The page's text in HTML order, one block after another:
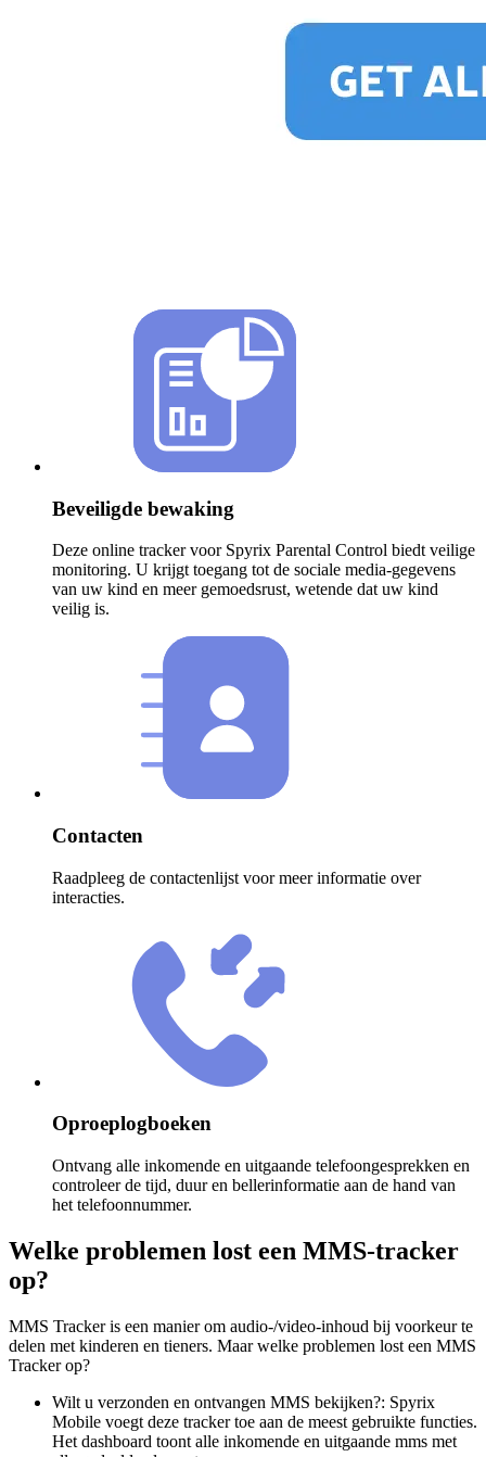
Beveiligde bewaking
Deze online tracker voor Spyrix Parental Control biedt veilige
monitoring. U krijgt toegang tot de sociale media-gegevens
van uw kind en meer gemoedsrust, wetende dat uw kind
veilig is.
Contacten
Raadpleeg de contactenlijst voor meer informatie over
interacties.
Oproeplogboeken
Ontvang alle inkomende en uitgaande telefoongesprekken en
controleer de tijd, duur en bellerinformatie aan de hand van
het telefoonnummer.
Welke problemen lost een MMS-tracker
op?
MMS Tracker is een manier om audio-/video-inhoud bij voorkeur te
delen met kinderen en tieners. Maar welke problemen lost een MMS
Tracker op?
Wilt u verzonden en ontvangen MMS bekijken?: Spyrix
Mobile voegt deze tracker toe aan de meest gebruikte functies.
Het dashboard toont alle inkomende en uitgaande mms met